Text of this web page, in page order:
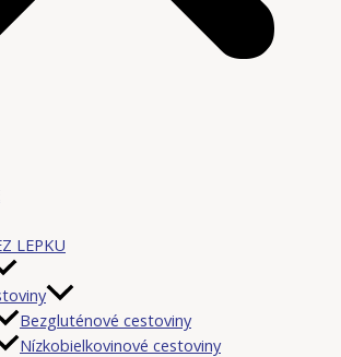
LEPKU
Bezgluténové cestoviny
Nízkobielkovinové cestoviny